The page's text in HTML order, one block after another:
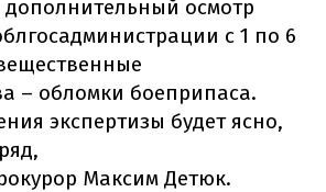
осмотр
с 1 по 6
– обломки боеприпаса.
экспертизы будет ясно,
Максим Детюк.